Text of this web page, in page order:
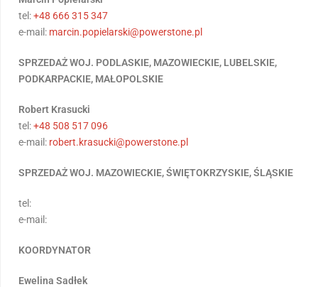
tel:+48 666 315 347
e-mail: marcin.popielarski@powerstone.pl
SPRZEDAŻ WOJ. PODLASKIE, MAZOWIECKIE, LUBELSKIE,
PODKARPACKIE, MAŁOPOLSKIE
Robert Krasucki
tel:+48 508 517 096
e-mail: robert.krasucki@powerstone.pl
SPRZEDAŻ WOJ. MAZOWIECKIE, ŚWIĘTOKRZYSKIE, ŚLĄSKIE
tel:
e-mail:
KOORDYNATOR
Ewelina Sadłek